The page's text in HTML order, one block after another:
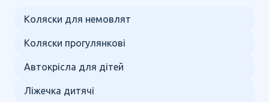
Коляски для немовлят
Коляски прогулянкові
Автокрісла для дітей
Ліжечка дитячі